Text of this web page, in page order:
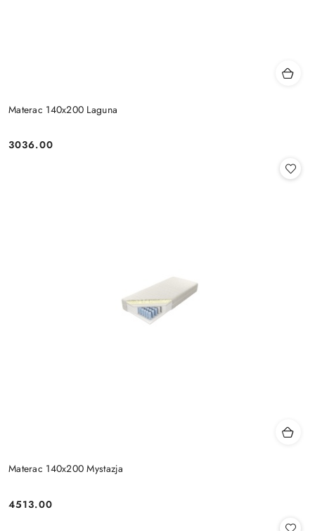
Materac 140x200 Laguna
Cena:
3036.00
Materac 140x200 Mystazja
Cena:
4513.00